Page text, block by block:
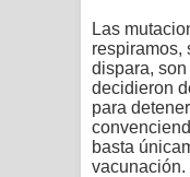
Las
respiramos,
dispara,
decidieron
para
basta
vacunación.